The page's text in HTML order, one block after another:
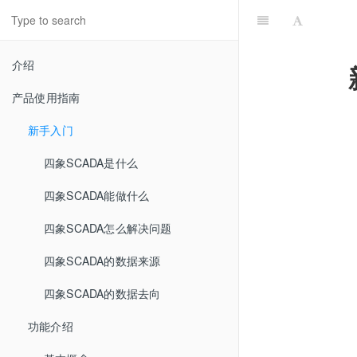
介绍
产品使用指南
新手入门
四象SCADA是什么
四象SCADA能做什么
四象SCADA怎么解决问题
四象SCADA的数据来源
四象SCADA的数据去向
功能介绍